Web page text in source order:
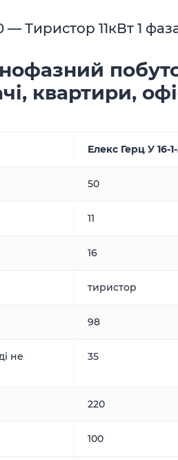
— Тиристор 11кВт 1
квартири,
Елекс Герц У 16-
50
11
16
тиристор
98
не
35
220
100